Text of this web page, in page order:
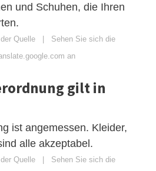
und Schuhen, die Ihren
Quelle | Sehen Sie sich die
an
gilt in
ist angemessen. Kleider,
alle akzeptabel.
Quelle | Sehen Sie sich die